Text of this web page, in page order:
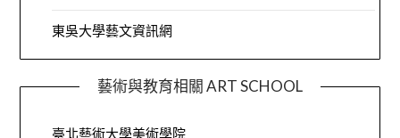
東吳大學藝文資訊網
藝術與教育相關 ART SCHOOL
臺北藝術大學美術學院